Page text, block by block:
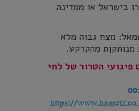
בישראל או ממדינה
מצח גבוה מלא
מנותקןת מהקרקע.
פיגועי הטרור של לחי
https://